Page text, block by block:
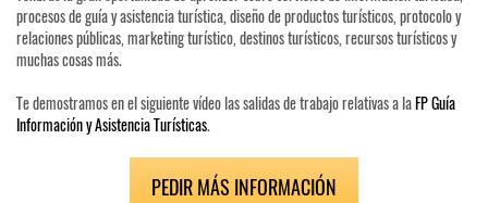
procesos de guía y asistencia turística, diseño de productos turísticos, protocolo y
relaciones públicas, marketing turístico, destinos turísticos, recursos turísticos y
muchas cosas más.
Te demostramos en el siguiente vídeo las salidas de trabajo relativas a laFP Guía
Información y Asistencia Turísticas.
PEDIR MÁS INFORMACIÓN